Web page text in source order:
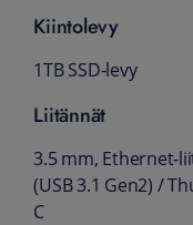
Kiintolevy
1TB SSD-levy
Liitännät
3.5 mm, Ethernet-
(USB 3.1 Gen2) /
C